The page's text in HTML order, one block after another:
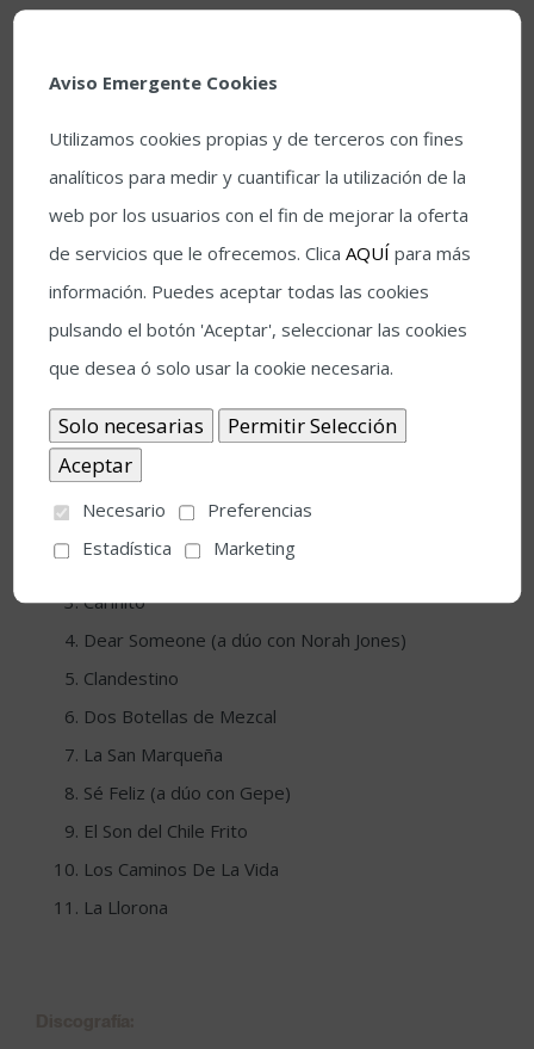
para la discriminación”.
El álbum‘Al Chile’está producido por Camilo Lara y
Gepe y la estadounidense Norah Jones que hacen
duetos con Lila en una mezcla de culturas. En este disco
se suman algunas bandas emblemáticas, como La
Sonora Tropicana, La Banda Misteriosa de Oaxaca, el
Grupo Costa Azul, Banda de música de Juchitán
Cemexha y músicos de la Costa Chica.
Repertorio de
Las Marmotas
El Campanero
Cariñito
Dear Someone (a dúo con Norah Jones)
Clandestino
Dos Botellas de Mezcal
La San Marqueña
Sé Feliz (a dúo con Gepe)
El Son del Chile Frito
Los Caminos De La Vida
La Llorona
Aviso Emergente Cookies
Utilizamos cookies propias y de terceros con fines
analíticos para medir y cuantificar la utilización de la
web por los usuarios con el fin de mejorar la oferta
de servicios que le ofrecemos. ClicaAQUÍ para más
información. Puedes aceptar todas las cookies
pulsando el botón 'Aceptar', seleccionar las cookies
que desea ó solo usar la cookie necesaria.
Necesario
Preferencias
Estadística
Marketing